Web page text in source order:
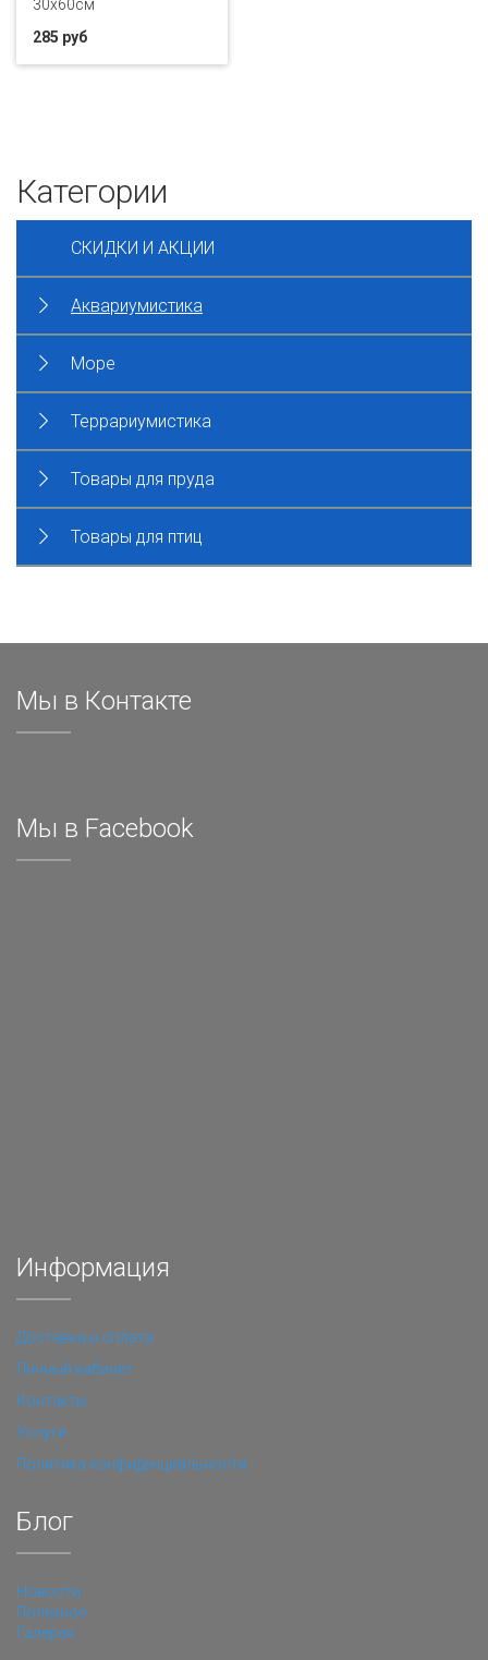
30х60см
285 руб
Категории
СКИДКИ И АКЦИИ
Аквариумистика
Море
Террариумистика
Товары для пруда
Товары для птиц
Мы в Контакте
Мы в Facebook
Информация
Доставка и оплата
Личный кабинет
Контакты
Услуги
Политика конфиденциальности
Блог
Новости
Полезное
Галерея